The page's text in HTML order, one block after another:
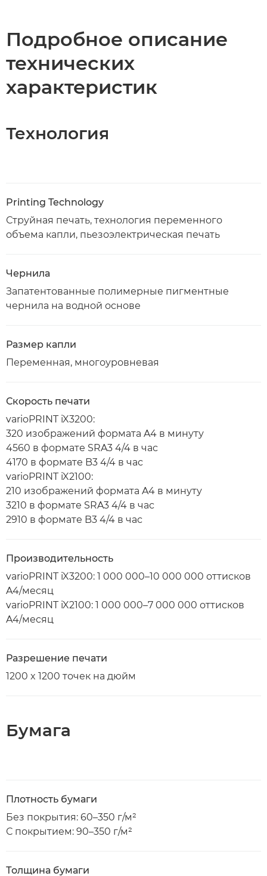
Подробное описание
технических
характеристик
Технология
Printing Technology
Струйная печать, технология переменного
объема капли, пьезоэлектрическая печать
Чернила
Запатентованные полимерные пигментные
чернила на водной основе
Размер капли
Переменная, многоуровневая
Скорость печати
varioPRINT iX3200:
320 изображений формата A4 в минуту
4560 в формате SRA3 4/4 в час
4170 в формате B3 4/4 в час
varioPRINT iX2100:
210 изображений формата A4 в минуту
3210 в формате SRA3 4/4 в час
2910 в формате B3 4/4 в час
Производительность
varioPRINT iX3200: 1 000 000–10 000 000 оттисков
A4/месяц
varioPRINT iX2100: 1 000 000–7 000 000 оттисков
A4/месяц
Разрешение печати
1200 x 1200 точек на дюйм
Бумага
Плотность бумаги
Без покрытия: 60–350 г/м²
С покрытием: 90–350 г/м²
Толщина бумаги